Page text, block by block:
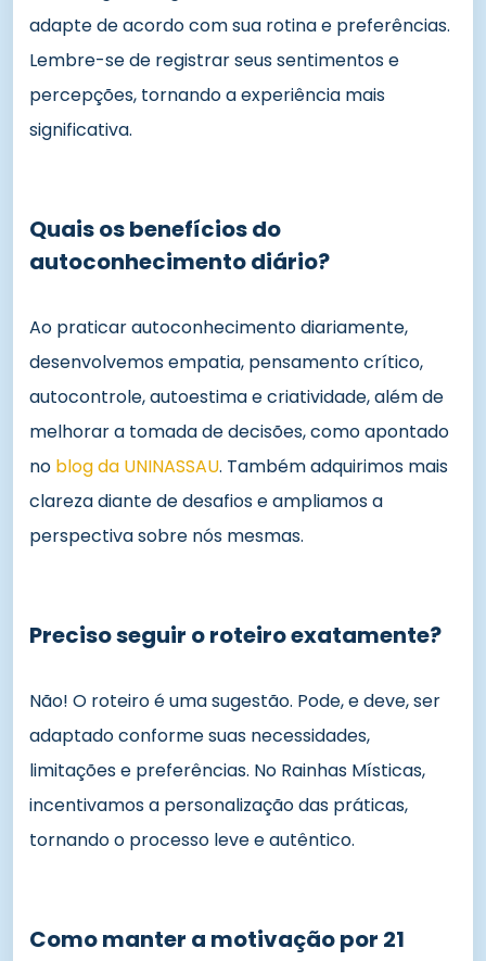
adapte de acordo com sua rotina e preferências.
Lembre-se de registrar seus sentimentos e
percepções, tornando a experiência mais
significativa.
Quais os benefícios do
autoconhecimento diário?
Ao praticar autoconhecimento diariamente,
desenvolvemos empatia, pensamento crítico,
autocontrole, autoestima e criatividade, além de
melhorar a tomada de decisões, como apontado
no blog da UNINASSAU. Também adquirimos mais
clareza diante de desafios e ampliamos a
perspectiva sobre nós mesmas.
Preciso seguir o roteiro exatamente?
Não! O roteiro é uma sugestão. Pode, e deve, ser
adaptado conforme suas necessidades,
limitações e preferências. No Rainhas Místicas,
incentivamos a personalização das práticas,
tornando o processo leve e autêntico.
Como manter a motivação por 21